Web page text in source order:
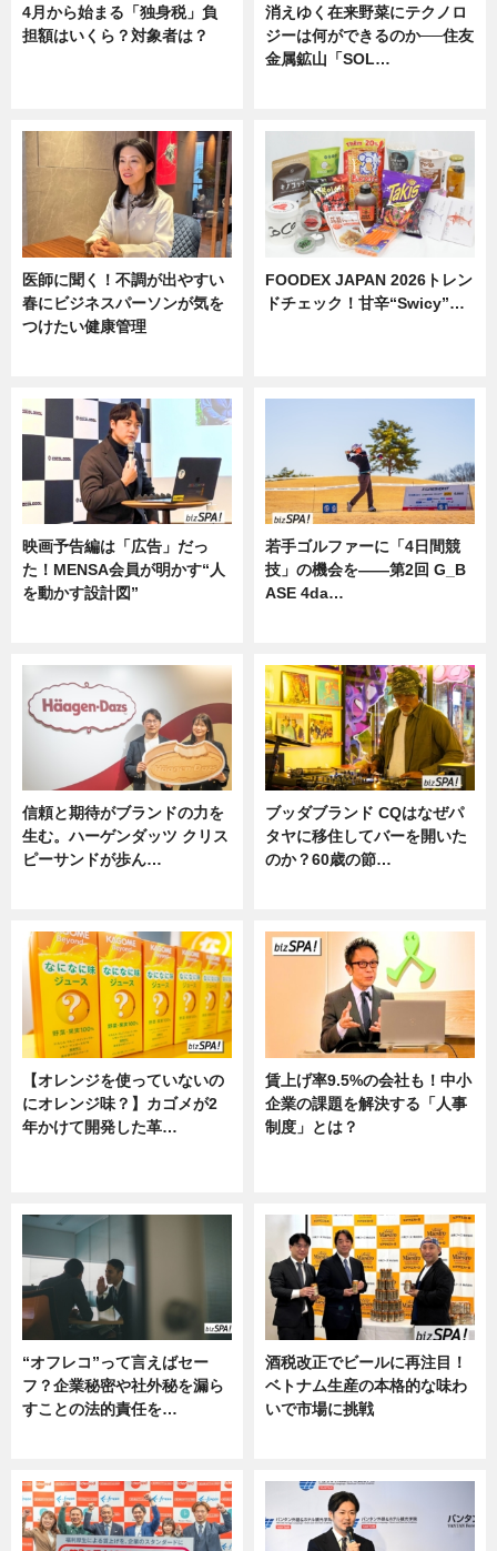
4月から始まる「独身税」負
担額はいくら？対象者は？
消えゆく在来野菜にテクノロ
ジーは何ができるのか──住友
金属鉱山「SOL…
医師に聞く！不調が出やすい
春にビジネスパーソンが気を
つけたい健康管理
FOODEX JAPAN 2026トレン
ドチェック！甘辛“Swicy”…
映画予告編は「広告」だっ
た！MENSA会員が明かす“人
を動かす設計図”
若手ゴルファーに「4日間競
技」の機会を——第2回 G_B
ASE 4da…
信頼と期待がブランドの力を
生む。ハーゲンダッツ クリス
ピーサンドが歩ん…
ブッダブランド CQはなぜパ
タヤに移住してバーを開いた
のか？60歳の節…
【オレンジを使っていないの
にオレンジ味？】カゴメが2
年かけて開発した革…
賃上げ率9.5%の会社も！中小
企業の課題を解決する「人事
制度」とは？
“オフレコ”って言えばセー
フ？企業秘密や社外秘を漏ら
すことの法的責任を…
酒税改正でビールに再注目！
ベトナム生産の本格的な味わ
いで市場に挑戦